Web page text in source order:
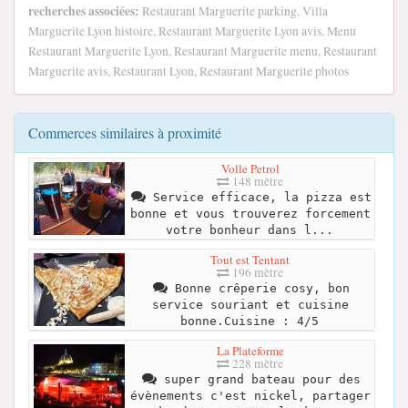
recherches associées: Restaurant Marguerite parking, Villa
Marguerite Lyon histoire, Restaurant Marguerite Lyon avis, Menu
Restaurant Marguerite Lyon, Restaurant Marguerite menu, Restaurant
Marguerite avis, Restaurant Lyon, Restaurant Marguerite photos
Commerces similaires à proximité
Volle Petrol
148 mètre
Service efficace, la pizza est
bonne et vous trouverez forcement
votre bonheur dans l...
Tout est Tentant
196 mètre
Bonne crêperie cosy, bon
service souriant et cuisine
bonne.Cuisine : 4/5
La Plateforme
228 mètre
super grand bateau pour des
évènements c'est nickel, partager